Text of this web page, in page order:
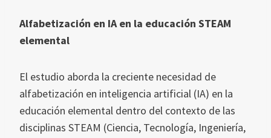
Alfabetización en IA en la educación STEAM
elemental
El estudio aborda la creciente necesidad de
alfabetización en inteligencia artificial (IA) en la
educación elemental dentro del contexto de las
disciplinas STEAM (Ciencia, Tecnología, Ingeniería,